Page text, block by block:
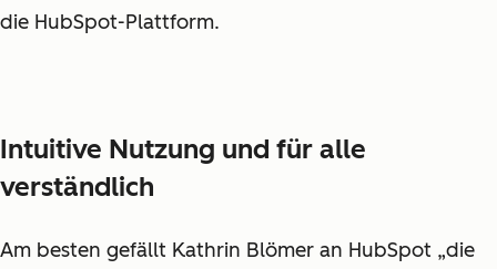
die HubSpot-Plattform.
Intuitive Nutzung und für alle
verständlich
Am besten gefällt Kathrin Blömer an HubSpot „die